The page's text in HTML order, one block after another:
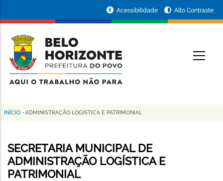
conteúdo
principal
da
Prefeitura
de
Horizonte
Acessibilidade Alto Contraste
Trilha
navegação
INÍCIO - ADMINISTRAÇÃO LOGÍSTICA E PATRIMONIAL
SECRETARIA MUNICIPAL DE
ADMINISTRAÇÃO LOGÍSTICA E
PATRIMONIAL